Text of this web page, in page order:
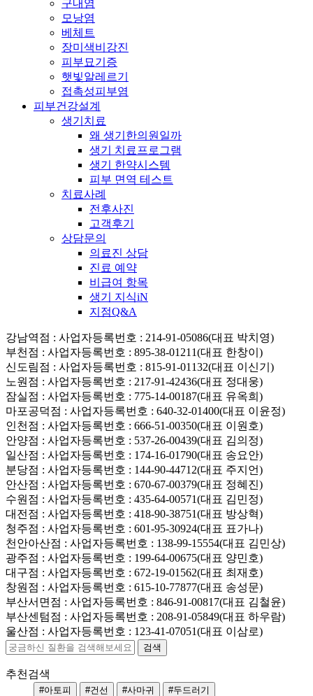
구내염
모낭염
베체트
장미색비강진
피부묘기증
햇빛알레르기
접촉성피부염
피부건강설계
생기치료
왜 생기한의원일까
생기 치료프로그램
생기 한약시스템
피부 면역 테스트
치료사례
전후사진
고객후기
상담문의
의료진 상담
진료 예약
비급여 항목
생기 지식iN
지점Q&A
강남역점 : 사업자등록번호 : 214-91-05086(대표 박치영)
부천점 : 사업자등록번호 : 895-38-01211(대표 한창이)
신도림점 : 사업자등록번호 : 815-91-01132(대표 이신기)
노원점 : 사업자등록번호 : 217-91-42436(대표 정대웅)
잠실점 : 사업자등록번호 : 775-14-00187(대표 유옥희)
마포공덕점 : 사업자등록번호 : 640-32-01400(대표 이윤정)
인천점 : 사업자등록번호 : 666-51-00350(대표 이원호)
안양점 : 사업자등록번호 : 537-26-00439(대표 김의정)
일산점 : 사업자등록번호 : 174-16-01790(대표 송요안)
분당점 : 사업자등록번호 : 144-90-44712(대표 주지언)
안산점 : 사업자등록번호 : 670-67-00379(대표 정혜진)
수원점 : 사업자등록번호 : 435-64-00571(대표 김민정)
대전점 : 사업자등록번호 : 418-90-38751(대표 방상혁)
청주점 : 사업자등록번호 : 601-95-30924(대표 표가나)
천안아산점 : 사업자등록번호 : 138-99-15554(대표 김민상)
광주점 : 사업자등록번호 : 199-64-00675(대표 양민호)
대구점 : 사업자등록번호 : 672-19-01562(대표 최재호)
창원점 : 사업자등록번호 : 615-10-77877(대표 송성문)
부산서면점 : 사업자등록번호 : 846-91-00817(대표 김철윤)
부산센텀점 : 사업자등록번호 : 208-91-05849(대표 하우람)
울산점 : 사업자등록번호 : 123-41-07051(대표 이삼로)
추천검색
#아토피 #건선 #사마귀 #두드러기